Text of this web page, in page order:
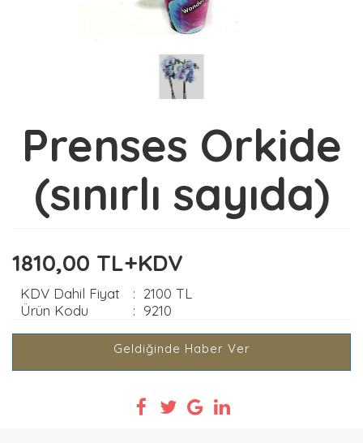
Prenses Orkide
(sınırlı sayıda)
1810,00 TL+KDV
KDV Dahil Fiyat : 2100 TL
Ürün Kodu
: 9210
Geldiğinde Haber Ver